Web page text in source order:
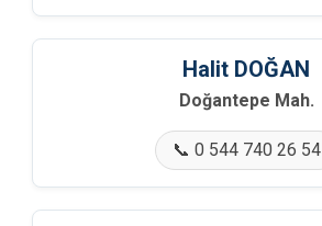
Halit DOĞAN
Doğantepe Mah.
📞 0 544 740 26 54